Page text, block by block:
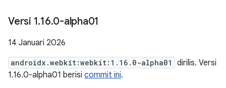
Versi 1.16.0-alpha01
14 Januari 2026
androidx.webkit:webkit:1.16.0-alpha01
dirilis. Versi
1.16.0-alpha01 berisi commit ini.